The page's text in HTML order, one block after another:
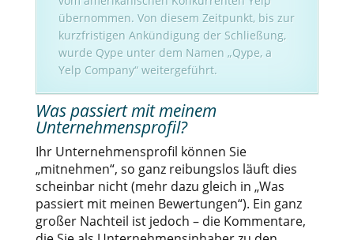
übernommen. Von diesem Zeitpunkt, bis zur
kurzfristigen Ankündigung der Schließung,
wurde Qype unter dem Namen „Qype, a
Yelp Company“ weitergeführt.
Was passiert mit meinem
Unternehmensprofil?
Ihr Unternehmensprofil können Sie
„mitnehmen“, so ganz reibungslos läuft dies
scheinbar nicht (mehr dazu gleich in „Was
passiert mit meinen Bewertungen“). Ein ganz
großer Nachteil ist jedoch – die Kommentare,